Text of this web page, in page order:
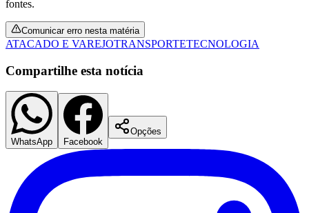
fontes.
Comunicar erro nesta matéria
ATACADO E VAREJOTRANSPORTETECNOLOGIA
Compartilhe esta notícia
WhatsApp Facebook
Opções